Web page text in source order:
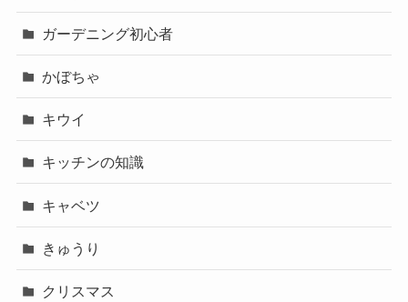
ガーデニング初心者
かぼちゃ
キウイ
キッチンの知識
キャベツ
きゅうり
クリスマス